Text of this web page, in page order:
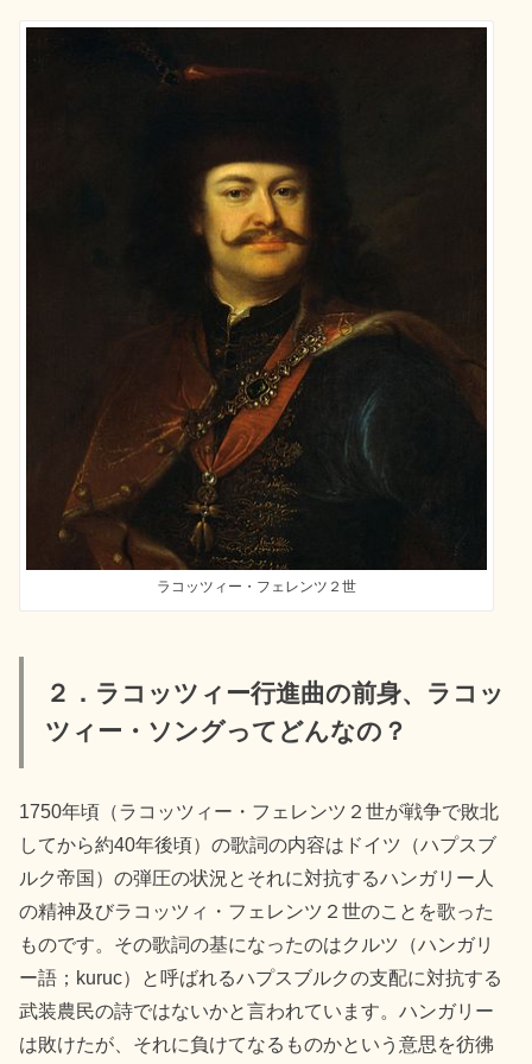
ラコッツィー・フェレンツ２世
２．ラコッツィー行進曲の前身、ラコッ
ツィー・ソングってどんなの？
1750年頃（ラコッツィー・フェレンツ２世が戦争で敗北
してから約40年後頃）の歌詞の内容はドイツ（ハプスブ
ルク帝国）の弾圧の状況とそれに対抗するハンガリー人
の精神及びラコッツィ・フェレンツ２世のことを歌った
ものです。その歌詞の基になったのはクルツ（ハンガリ
ー語；kuruc）と呼ばれるハプスブルクの支配に対抗する
武装農民の詩ではないかと言われています。ハンガリー
は敗けたが、それに負けてなるものかという意思を彷彿